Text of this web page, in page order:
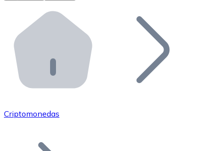
Bitnovo ATM
Integra un ATM Bitnovo en tu negocio y permite que
Bitnovo API
Integra nuestra API en tu ecosistema.
Únete a nuestra red de distribuidores.
Añade tu proyecto a nuestro ecosistema.
Criptomonedas